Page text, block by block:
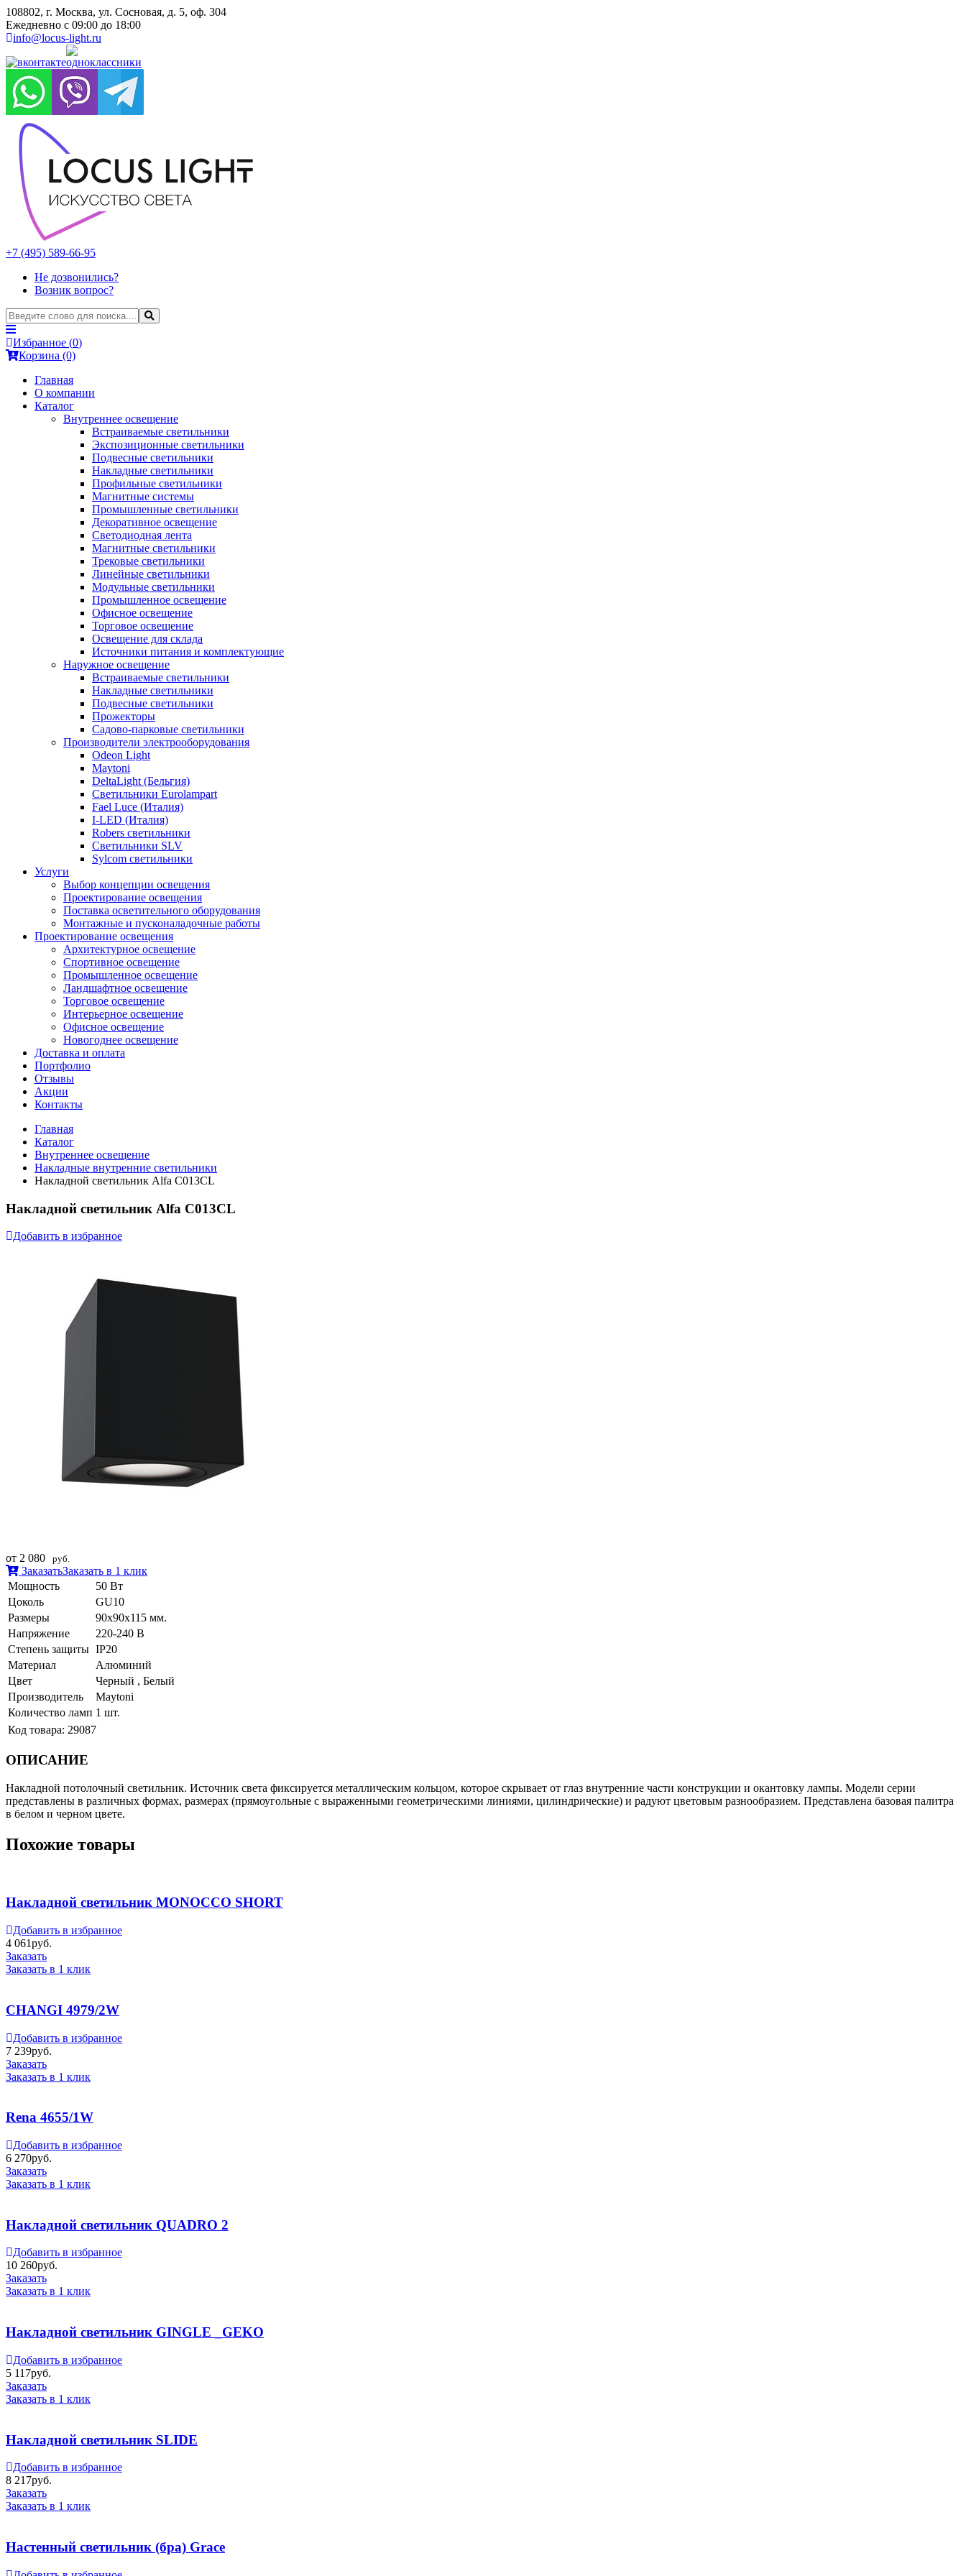
108802, г. Москва, ул. Сосновая, д. 5, оф. 304
Ежедневно с 09:00 до 18:00
info@locus-light.ru
+7 (495) 589-66-95
Не дозвонились?
Возник вопрос?
Избранное (0)
Корзина (0)
Главная
О компании
Каталог
Внутреннее освещение
Встраиваемые светильники
Экспозиционные светильники
Подвесные светильники
Накладные светильники
Профильные светильники
Магнитные системы
Промышленные светильники
Декоративное освещение
Светодиодная лента
Магнитные светильники
Трековые светильники
Линейные светильники
Модульные светильники
Промышленное освещение
Офисное освещение
Торговое освещение
Освещение для склада
Источники питания и комплектующие
Наружное освещение
Встраиваемые светильники
Накладные светильники
Подвесные светильники
Прожекторы
Садово-парковые светильники
Производители электрооборудования
Odeon Light
Maytoni
DeltaLight (Бельгия)
Светильники Eurolampart
Fael Luce (Италия)
I-LED (Италия)
Robers светильники
Светильники SLV
Sylcom светильники
Услуги
Выбор концепции освещения
Проектирование освещения
Поставка осветительного оборудования
Монтажные и пусконаладочные работы
Проектирование освещения
Архитектурное освещение
Спортивное освещение
Промышленное освещение
Ландшафтное освещение
Торговое освещение
Интерьерное освещение
Офисное освещение
Новогоднее освещение
Доставка и оплата
Портфолио
Отзывы
Акции
Контакты
Главная
Каталог
Внутреннее оcвещение
Накладные внутренние светильники
Накладной светильник Alfa C013CL
Накладной светильник Alfa C013CL
Добавить в избранное
от 2 080 руб.
ЗаказатьЗаказать в 1 клик
Мощность
50 Вт
Цоколь
GU10
Размеры
90х90х115 мм.
Напряжение
220-240 В
Степень защиты IP20
Материал
Алюминий
Цвет
Черный , Белый
Производитель
Maytoni
Количество ламп 1 шт.
Код товара: 29087
ОПИСАНИЕ
Накладной потолочный светильник. Источник света фиксируется металлическим кольцом, которое скрывает от глаз внутренние части конструкции и окантовку лампы. Модели серии
представлены в различных формах, размерах (прямоугольные с выраженными геометрическими линиями, цилиндрические) и радуют цветовым разнообразием. Представлена базовая палитра
в белом и черном цвете.
Похожие товары
Накладной светильник MONOCCO SHORT
Добавить в избранное
4 061руб.
Заказать
Заказать в 1 клик
CHANGI 4979/2W
Добавить в избранное
7 239руб.
Заказать
Заказать в 1 клик
Rena 4655/1W
Добавить в избранное
6 270руб.
Заказать
Заказать в 1 клик
Накладной светильник QUADRO 2
Добавить в избранное
10 260руб.
Заказать
Заказать в 1 клик
Накладной светильник GINGLE _GEKO
Добавить в избранное
5 117руб.
Заказать
Заказать в 1 клик
Накладной светильник SLIDE
Добавить в избранное
8 217руб.
Заказать
Заказать в 1 клик
Настенный светильник (бра) Grace